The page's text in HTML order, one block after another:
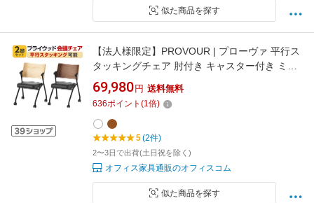
似た商品を探す
【法人様限定】PROVOUR | プローヴァ 平行ス
タッキングチェア 肘付き キャスター付き ミー
ティングチェア 幅600×奥行600×高さ795mm
【2脚セット】オフィスチェア オフィス チェア
スタッキング 椅子 イス 会議 折りたたみ おしゃ
れ 折り畳みチェアー 仕事 会議椅子
69,980 円 送料無料
636ポイント (1倍)
5(2件)
2〜3日で出荷(土日祝を除く)
オフィス家具通販のオフィスコム
似た商品を探す